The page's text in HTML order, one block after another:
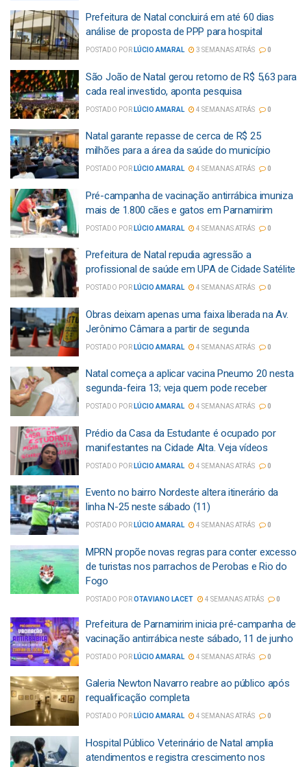
Prefeitura de Natal concluirá em até 60 dias
análise de proposta de PPP para hospital
POSTADO POR LÚCIO AMARAL 3 SEMANAS ATRÁS 0
São João de Natal gerou retorno de R$ 5,63 para
cada real investido, aponta pesquisa
POSTADO POR LÚCIO AMARAL 4 SEMANAS ATRÁS 0
Natal garante repasse de cerca de R$ 25
milhões para a área da saúde do município
POSTADO POR LÚCIO AMARAL 4 SEMANAS ATRÁS 0
Pré-campanha de vacinação antirrábica imuniza
mais de 1.800 cães e gatos em Parnamirim
POSTADO POR LÚCIO AMARAL 4 SEMANAS ATRÁS 0
Prefeitura de Natal repudia agressão a
profissional de saúde em UPA de Cidade Satélite
POSTADO POR LÚCIO AMARAL 4 SEMANAS ATRÁS 0
Obras deixam apenas uma faixa liberada na Av.
Jerônimo Câmara a partir de segunda
POSTADO POR LÚCIO AMARAL 4 SEMANAS ATRÁS 0
Natal começa a aplicar vacina Pneumo 20 nesta
segunda-feira 13; veja quem pode receber
POSTADO POR LÚCIO AMARAL 4 SEMANAS ATRÁS 0
Prédio da Casa da Estudante é ocupado por
manifestantes na Cidade Alta. Veja vídeos
POSTADO POR LÚCIO AMARAL 4 SEMANAS ATRÁS 0
Evento no bairro Nordeste altera itinerário da
linha N-25 neste sábado (11)
POSTADO POR LÚCIO AMARAL 4 SEMANAS ATRÁS 0
MPRN propõe novas regras para conter excesso
de turistas nos parrachos de Perobas e Rio do
Fogo
POSTADO POROTAVIANO LACET 4 SEMANAS ATRÁS 0
Prefeitura de Parnamirim inicia pré-campanha de
vacinação antirrábica neste sábado, 11 de junho
POSTADO POR LÚCIO AMARAL 4 SEMANAS ATRÁS 0
Galeria Newton Navarro reabre ao público após
requalificação completa
POSTADO POR LÚCIO AMARAL 4 SEMANAS ATRÁS 0
Hospital Público Veterinário de Natal amplia
atendimentos e registra crescimento nos